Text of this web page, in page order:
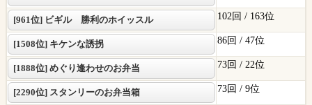
[961位] ビギル 勝利のホイッスル 102回 / 163位
[1508位] キケンな誘拐 86回 / 47位
[1888位] めぐり逢わせのお弁当 73回 / 22位
[2290位] スタンリーのお弁当箱 73回 / 9位